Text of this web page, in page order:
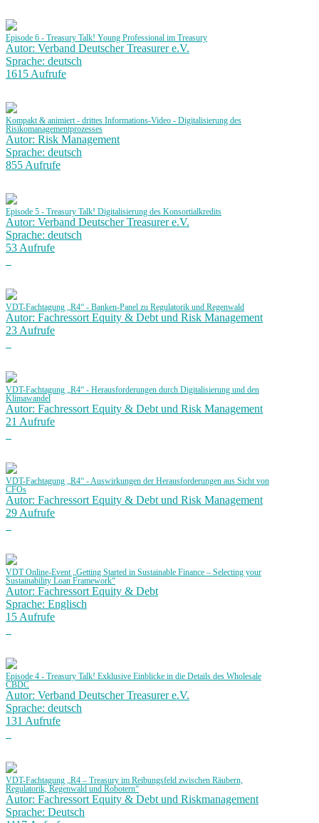
Episode 6 - Treasury Talk! Young Professional im Treasury
Autor: Verband Deutscher Treasurer e.V.
Sprache: deutsch
1615 Aufrufe
Kompakt & animiert - drittes Informations-Video - Digitalisierung des
Risikomanagementprozesses
Autor: Risk Management
Sprache: deutsch
855 Aufrufe
Episode 5 - Treasury Talk! Digitalisierung des Konsortialkredits
Autor: Verband Deutscher Treasurer e.V.
Sprache: deutsch
53 Aufrufe
VDT-Fachtagung „R4“ - Banken-Panel zu Regulatorik und Regenwald
Autor: Fachressort Equity & Debt und Risk Management
23 Aufrufe
VDT-Fachtagung „R4“ - Herausforderungen durch Digitalisierung und den
Klimawandel
Autor: Fachressort Equity & Debt und Risk Management
21 Aufrufe
VDT-Fachtagung „R4“ - Auswirkungen der Herausforderungen aus Sicht von
CFOs
Autor: Fachressort Equity & Debt und Risk Management
29 Aufrufe
VDT Online-Event „Getting Started in Sustainable Finance – Selecting your
Sustainability Loan Framework“
Autor: Fachressort Equity & Debt
Sprache: Englisch
15 Aufrufe
Episode 4 - Treasury Talk! Exklusive Einblicke in die Details des Wholesale
CBDC
Autor: Verband Deutscher Treasurer e.V.
Sprache: deutsch
131 Aufrufe
VDT-Fachtagung „R4 – Treasury im Reibungsfeld zwischen Räubern,
Regulatorik, Regenwald und Robotern“
Autor: Fachressort Equity & Debt und Riskmanagement
Sprache: Deutsch